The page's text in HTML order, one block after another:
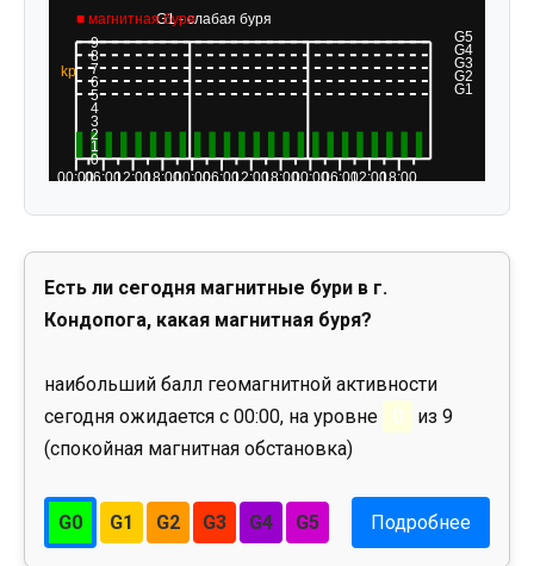
Есть ли сегодня магнитные бури в г.
Кондопога, какая магнитная буря?
наибольший балл геомагнитной активности
сегодня ожидается с 00:00, на уровне
0
из 9
(спокойная магнитная обстановка)
G0 G1 G2 G3 G4 G5 Подробнее